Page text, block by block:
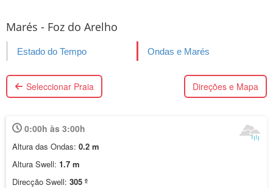
Marés - Foz do Arelho
Estado do Tempo Ondas e Marés
Seleccionar Praia Direções e Mapa
0:00h às 3:00h
Altura das Ondas: 0.2 m
Altura Swell: 1.7 m
Direcção Swell: 305 º